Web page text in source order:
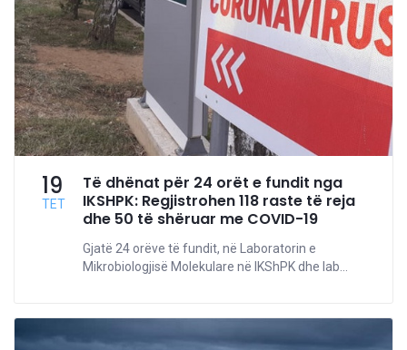
19
TET
Të dhënat për 24 orët e fundit nga
IKSHPK: Regjistrohen 118 raste të reja
dhe 50 të shëruar me COVID-19
Gjatë 24 orëve të fundit, në Laboratorin e
Mikrobiologjisë Molekulare në IKShPK dhe lab...